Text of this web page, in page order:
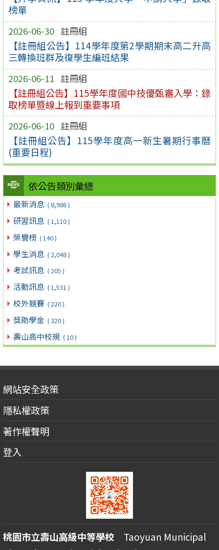
榜單
2026-06-30 註冊組
【註冊組公告】114學年度第2學期期末高二升高
三轉換班群及復學生編班結果
2026-06-11 註冊組
【註冊組公告】115學年度國中技優甄審入學：錄
取榜單暨線上報到重要事項
2026-06-10 註冊組
【註冊組公告】115學年度高一新生暑期行事曆
(重要日程)
依公告類別彙總
最新消息 ( 8,986 )
研習訊息 ( 1,110 )
榮譽榜 ( 140 )
學生消息 ( 2,048 )
考試訊息 ( 205 )
活動訊息 ( 1,531 )
校外競賽 ( 220 )
獎助學金 ( 320 )
壽山高中校規 ( 10 )
網站安全政策
隱私權政策
著作權聲明
登入
桃園市立壽山高級中等學校 Taoyuan Municipal